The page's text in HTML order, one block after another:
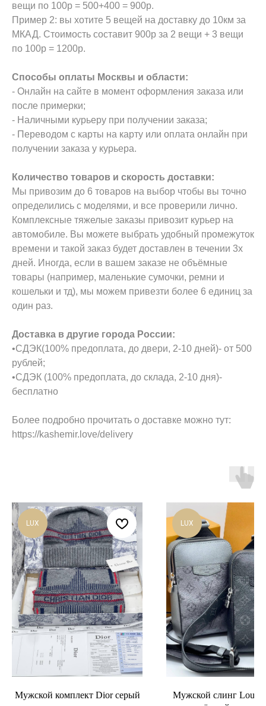
вещи по 100р = 500+400 = 900р.
Пример 2: вы хотите 5 вещей на доставку до 10км за
МКАД. Стоимость составит 900р за 2 вещи + 3 вещи
по 100р = 1200р.
Способы оплаты Москвы и области:
- Онлайн на сайте в момент оформления заказа или
после примерки;
- Наличными курьеру при получении заказа;
- Переводом с карты на карту или оплата онлайн при
получении заказа у курьера.
Количество товаров и скорость доставки:
Мы привозим до 6 товаров на выбор чтобы вы точно
определились с моделями, и все проверили лично.
Комплексные тяжелые заказы привозит курьер на
автомобиле. Вы можете выбрать удобный промежуток
времени и такой заказ будет доставлен в течении 3х
дней. Иногда, если в вашем заказе не объёмные
товары (например, маленькие сумочки, ремни и
кошельки и тд), мы можем привезти более 6 единиц за
один раз.
Доставка в другие города России:
•СДЭК(100% предоплата, до двери, 2-10 дней)- от 500
рублей;
•СДЭК (100% предоплата, до склада, 2-10 дня)-
бесплатно
Более подробно прочитать о доставке можно тут:
https://kashemir.love/delivery
LUX
Мужской комплект Dior серый
LUX
Мужской слинг Louis